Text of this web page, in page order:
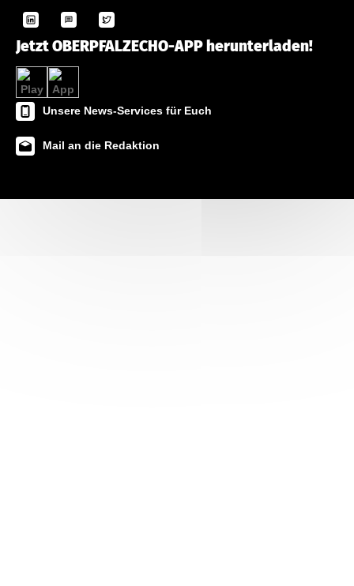
Jetzt OBERPFALZECHO-APP herunterladen!
Unsere News-Services für Euch
Mail an die Redaktion